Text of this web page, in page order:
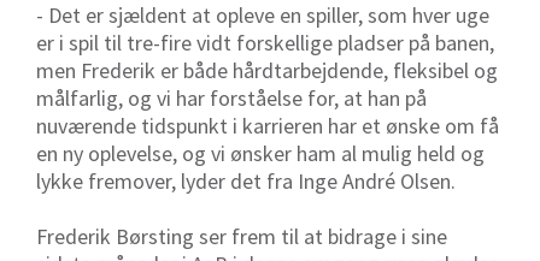
- Det er sjældent at opleve en spiller, som hver uge
er i spil til tre-fire vidt forskellige pladser på banen,
men Frederik er både hårdtarbejdende, fleksibel og
målfarlig, og vi har forståelse for, at han på
nuværende tidspunkt i karrieren har et ønske om få
en ny oplevelse, og vi ønsker ham al mulig held og
lykke fremover, lyder det fra Inge André Olsen.
Frederik Børsting ser frem til at bidrage i sine